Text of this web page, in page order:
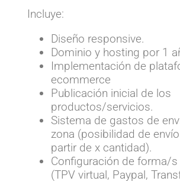
Incluye:
Diseño responsive.
Dominio y hosting por 1
Implementación de
ecommerce
Publicación inicial de los
productos/servicios.
Sistema de gastos de
zona (posibilidad de
partir de x cantidad).
Configuración de forma/
(TPV virtual, Paypal,